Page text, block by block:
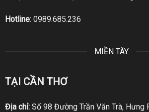
Hotline: 0989.685.236
MIỀN TÂY
TẠI CẦN THƠ
Địa chỉ:Số 98 Đường Trần Văn Trà, Hưng